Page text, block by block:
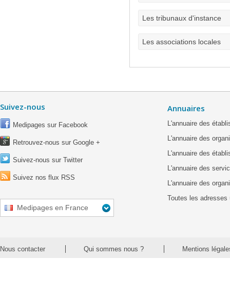
Les tribunaux d'instance
Les associations locales
Suivez-nous
Medipages sur Facebook
Retrouvez-nous sur Google +
Suivez-nous sur Twitter
Suivez nos flux RSS
Medipages en France
Annuaires
L'annuaire des
L'annuaire des
L'annuaire des
L'annuaire des
L'annuaire des
Toutes les adresses
Nous contacter Qui sommes nous ? Mentions